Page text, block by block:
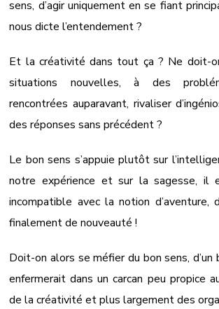
sens, d’agir uniquement en se fiant
nous dicte l’entendement ?
Et la créativité dans tout ça ? Ne doit-
situations nouvelles, à des
rencontrées auparavant, rivaliser
des réponses sans précédent ?
Le bon sens s’appuie plutôt sur
notre expérience et sur la sagesse, il
incompatible avec la notion d’aventure,
finalement de nouveauté !
Doit-on alors se méfier du bon sens, d’un
enfermerait dans un carcan peu propice
de la créativité et plus largement des